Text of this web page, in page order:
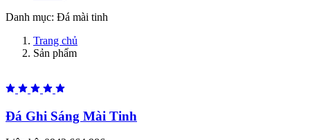
Danh mục: Đá mài tinh
Trang chủ
Sản phẩm
Đá Ghi Sáng Mài Tinh